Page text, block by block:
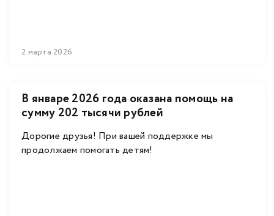
2 марта 2026
В январе 2026 года оказана помощь на
сумму 202 тысячи рублей
Дорогие друзья! При вашей поддержке мы
продолжаем помогать детям!